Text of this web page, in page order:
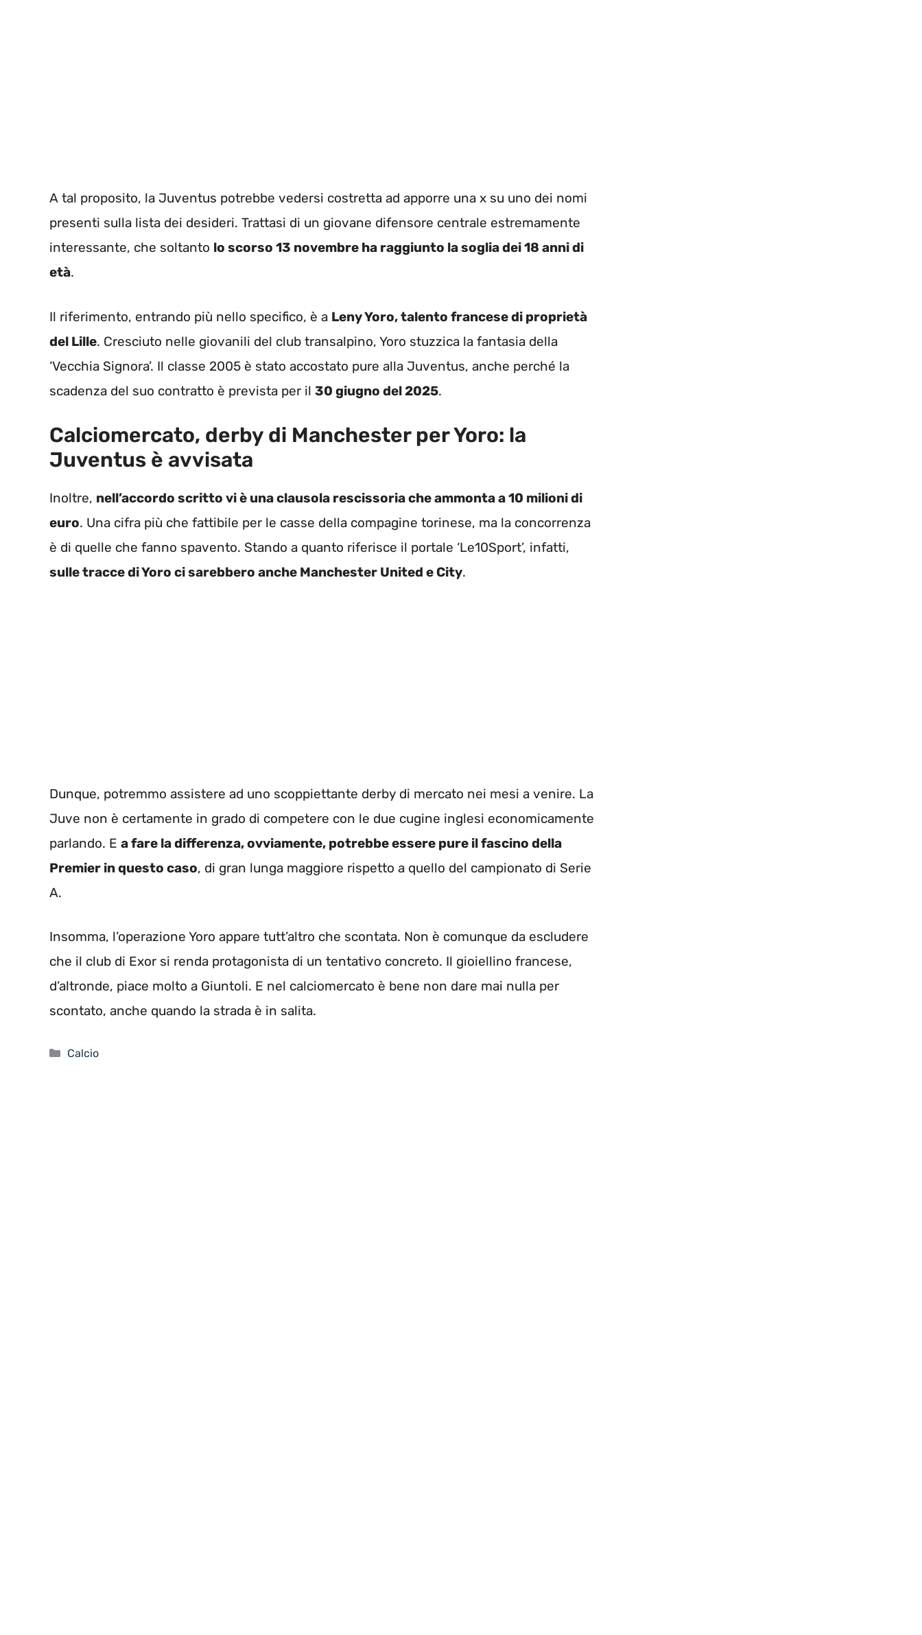
A tal proposito, la Juventus potrebbe vedersi costretta ad apporre una x su uno dei nomi
presenti sulla lista dei desideri. Trattasi di un giovane difensore centrale estremamente
interessante, che soltanto lo scorso 13 novembre ha raggiunto la soglia dei 18 anni di
età.
Il riferimento, entrando più nello specifico, è a Leny Yoro, talento francese di proprietà
del Lille. Cresciuto nelle giovanili del club transalpino, Yoro stuzzica la fantasia della
‘Vecchia Signora’. Il classe 2005 è stato accostato pure alla Juventus, anche perché la
scadenza del suo contratto è prevista per il 30 giugno del 2025.
Calciomercato, derby di Manchester per Yoro: la
Juventus è avvisata
Inoltre, nell’accordo scritto vi è una clausola rescissoria che ammonta a 10 milioni di
euro. Una cifra più che fattibile per le casse della compagine torinese, ma la concorrenza
è di quelle che fanno spavento. Stando a quanto riferisce il portale ‘Le10Sport’, infatti,
sulle tracce di Yoro ci sarebbero anche Manchester United e City.
Dunque, potremmo assistere ad uno scoppiettante derby di mercato nei mesi a venire. La
Juve non è certamente in grado di competere con le due cugine inglesi economicamente
parlando. E a fare la differenza, ovviamente, potrebbe essere pure il fascino della
Premier in questo caso, di gran lunga maggiore rispetto a quello del campionato di Serie
A.
Insomma, l’operazione Yoro appare tutt’altro che scontata. Non è comunque da escludere
che il club di Exor si renda protagonista di un tentativo concreto. Il gioiellino francese,
d’altronde, piace molto a Giuntoli. E nel calciomercato è bene non dare mai nulla per
scontato, anche quando la strada è in salita.
Categorie
Calcio